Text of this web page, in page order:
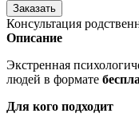
Заказать
Консультация
Описание
Экстренная
людей в формате
Для кого подходит